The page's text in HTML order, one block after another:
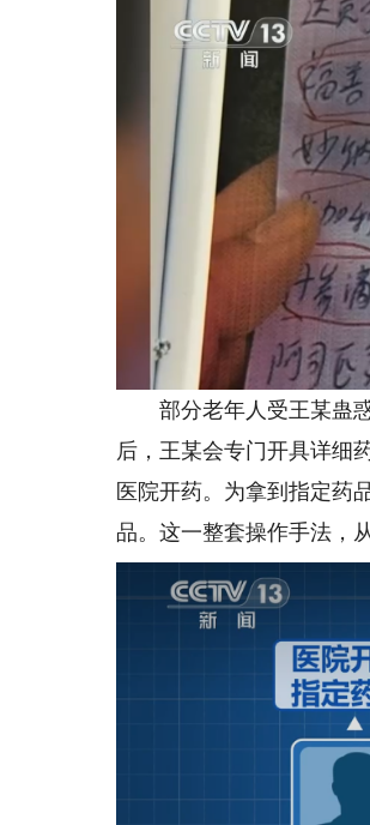
部分老年人受王某蛊惑
后，王某会专门开具详细
医院开药。为拿到指定药
品。这一整套操作手法，